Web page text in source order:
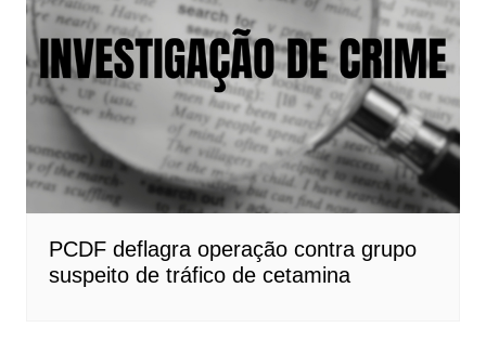
PCDF deflagra operação contra grupo
suspeito de tráfico de cetamina